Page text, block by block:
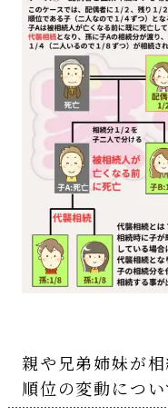
親や兄弟姉妹が
順位の変動につい